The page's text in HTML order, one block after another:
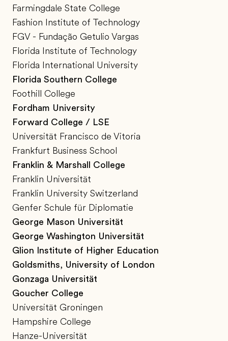
Farmingdale State College
Fashion Institute of Technology
FGV - Fundação Getulio Vargas
Florida Institute of Technology
Florida International University
Florida Southern College
Foothill College
Fordham University
Forward College / LSE
Universität Francisco de Vitoria
Frankfurt Business School
Franklin & Marshall College
Franklin Universität
Franklin University Switzerland
Genfer Schule für Diplomatie
George Mason Universität
George Washington Universität
Glion Institute of Higher Education
Goldsmiths, University of London
Gonzaga Universität
Goucher College
Universität Groningen
Hampshire College
Hanze-Universität